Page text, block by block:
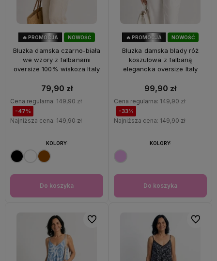
NOWOŚĆ
🔥 PROMOCJA
Bluzka damska czarno-biała
we wzory z falbanami
oversize 100% wiskoza Italy
79,90 zł
Cena regularna: 149,90 zł
-47%
Najniższa cena: 149,90 zł
Do koszyka
KOLORY:
NOWOŚĆ
🔥 PROMOCJA
Bluzka damska blady róż
koszulowa z falbaną
elegancka oversize Italy
99,90 zł
Cena regularna: 149,90 zł
-33%
Najniższa cena: 149,90 zł
Do koszyka
KOLORY:
Do ulubionych Do